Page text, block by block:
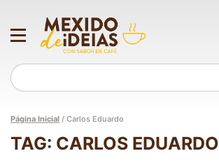
Página Inicial / Carlos Eduardo
TAG: CARLOS EDUARDO